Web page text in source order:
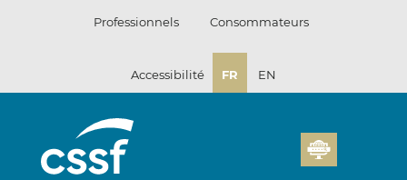
Professionnels Consommateurs
Accessibilité FR EN